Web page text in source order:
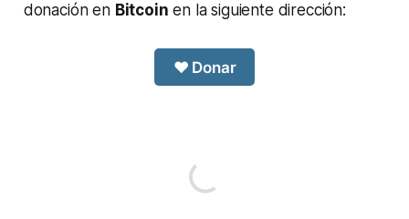
donación en Bitcoin en la siguiente dirección:
❤️ Donar